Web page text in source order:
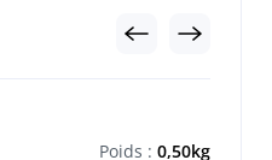
Poids : 0,50kg